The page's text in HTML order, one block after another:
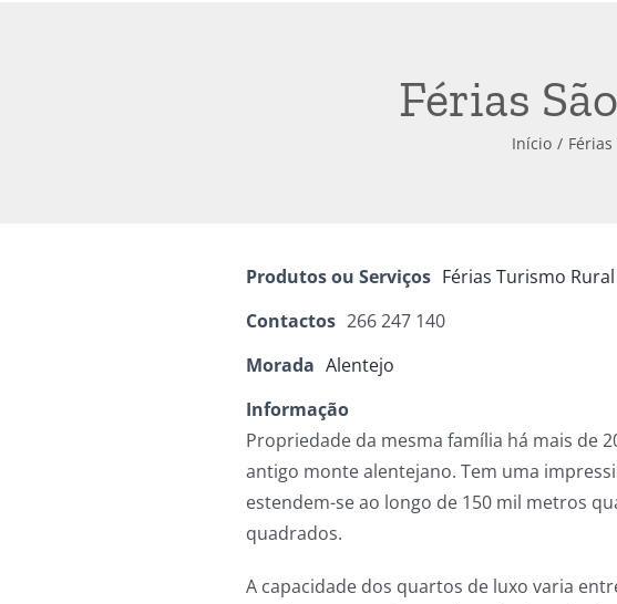
Férias
Início
Produtos ou Serviços Férias Turismo Rural
Contactos 266 247 140
Morada Alentejo
Informação
Propriedade da mesma família há mais de
antigo monte alentejano. Tem uma
estendem-se ao longo de 150 mil metros
quadrados.
A capacidade dos quartos de luxo varia